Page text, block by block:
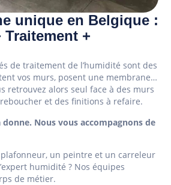
unique en Belgique :
+
de traitement de l’humidité sont des
vos murs, posent une membrane…
retrouvez alors seul face à des murs
et des finitions à refaire.
Nous vous accompagnons de
un peintre et un carreleur
humidité ? Nos équipes
de métier.